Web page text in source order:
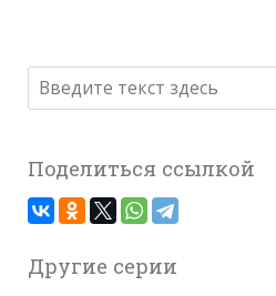
Поделиться ссылкой
Другие серии